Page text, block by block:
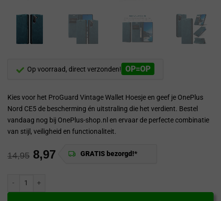
Op voorraad, direct verzonden! OP=OP
Kies voor het ProGuard Vintage Wallet Hoesje en geef je OnePlus
Nord CE5 de bescherming én uitstraling die het verdient. Bestel
vandaag nog bij OnePlus-shop.nl en ervaar de perfecte combinatie
van stijl, veiligheid en functionaliteit.
GRATIS bezorgd!*
14,95 8,97